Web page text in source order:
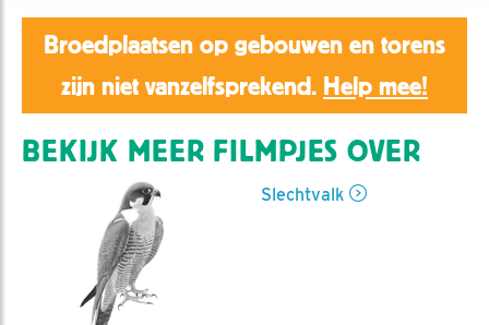
Broedplaatsen op gebouwen en torens
zijn niet vanzelfsprekend. Help mee!
BEKIJK MEER FILMPJES OVER
Slechtvalk